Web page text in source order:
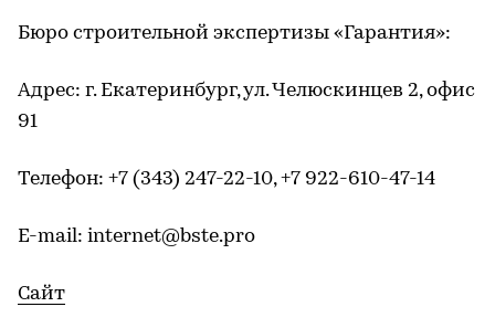
Бюро строительной экспертизы «Гарантия»:
Адрес: г. Екатеринбург, ул. Челюскинцев 2, офис
91
Телефон: +7 (343) 247-22-10, +7 922-610-47-14
E-mail: internet@bste.pro
Сайт